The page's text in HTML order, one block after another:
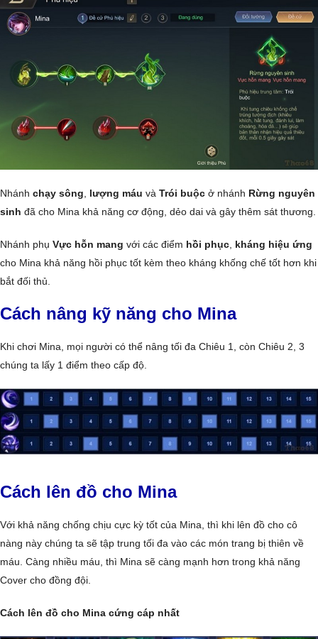
Nhánh chạy sông, lượng máu và Trói buộc ở nhánh Rừng nguyên
sinh đã cho Mina khả năng cơ động, dẻo dai và gây thêm sát thương.
Nhánh phụ Vực hỗn mang với các điểm hồi phục, kháng hiệu ứng
cho Mina khả năng hồi phục tốt kèm theo kháng khống chế tốt hơn khi
bắt đối thủ.
Cách nâng kỹ năng cho Mina
Khi chơi Mina, mọi người có thể nâng tối đa Chiêu 1, còn Chiêu 2, 3
chúng ta lấy 1 điểm theo cấp độ.
Cách lên đồ cho Mina
Với khả năng chống chịu cực kỳ tốt của Mina, thì khi lên đồ cho cô
nàng này chúng ta sẽ tập trung tối đa vào các món trang bị thiên về
máu. Càng nhiều máu, thì Mina sẽ càng mạnh hơn trong khả năng
Cover cho đồng đội.
Cách lên đồ cho Mina cứng cáp nhất